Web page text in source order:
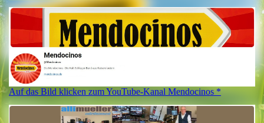
Auf das Bild klicken zum YouTube-Kanal Mendocinos *